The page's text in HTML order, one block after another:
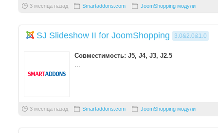
3 месяца назад Smartaddons.com JoomShopping модули
SJ Slideshow II for JoomShopping 3.0&2.0&1.0
Совместимость: J5, J4, J3, J2.5
...
3 месяца назад Smartaddons.com JoomShopping модули